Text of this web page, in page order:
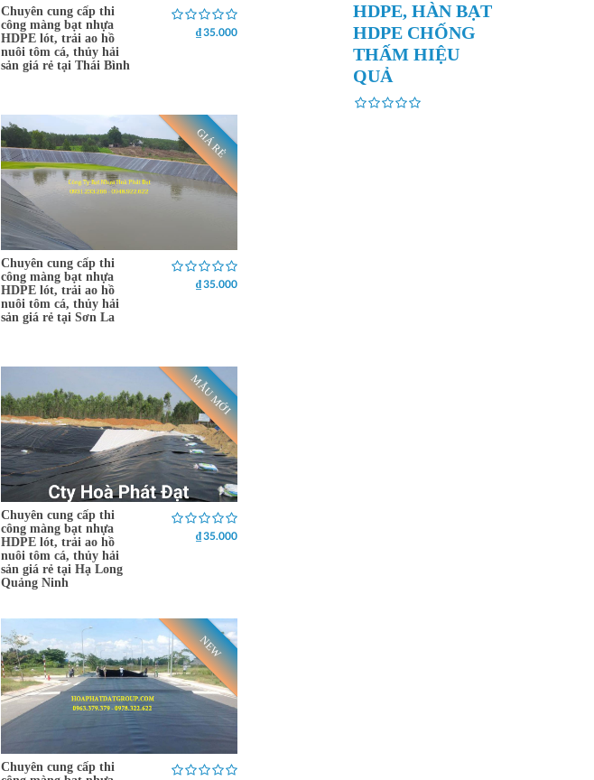
Chuyên cung cấp thi
công màng bạt nhựa
HDPE lót, trải ao hồ
nuôi tôm cá, thủy hải
sản giá rẻ tại Thái Bình
₫ 35.000
GIÁ RẺ
Chuyên cung cấp thi
công màng bạt nhựa
HDPE lót, trải ao hồ
nuôi tôm cá, thủy hải
sản giá rẻ tại Sơn La
₫ 35.000
MẪU MỚI
Chuyên cung cấp thi
công màng bạt nhựa
HDPE lót, trải ao hồ
nuôi tôm cá, thủy hải
sản giá rẻ tại Hạ Long
Quảng Ninh
₫ 35.000
NEW
Chuyên cung cấp thi
HDPE, HÀN BẠT
HDPE CHỐNG
THẤM HIỆU
QUẢ